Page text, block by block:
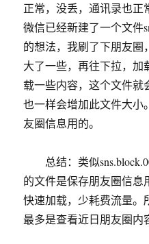
正常，没丢，通讯录也正
微信已经新建了一个文件
的想法，我刷了下朋友圈
大了一些，再往下拉，加
载一些内容，这个文件就
也一样会增加此文件大小
友圈信息用的。
总结：类似
的文件是保存朋友圈信
快速加载，少耗费流量。
最多是查看近日朋友圈内